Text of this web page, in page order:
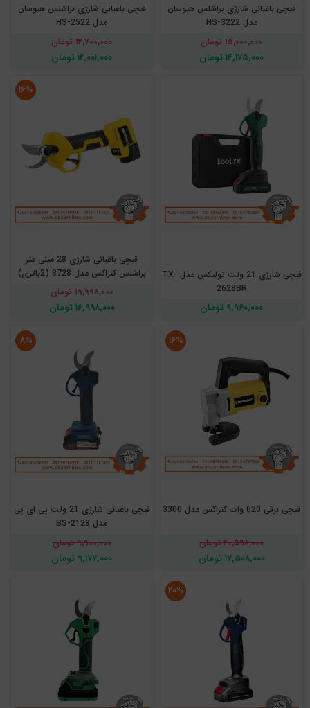
قیچی باغبانی شارژی براشلس هیوسان
مدل HS-3222
۱۵,۰۰۰,۰۰۰ تومان
۱۴,۱۷۵,۰۰۰ تومان
قیچی باغبانی شارژی براشلس هیوسان
مدل HS-2522
۱۲,۷۰۰,۰۰۰ تومان
۱۲,۰۰۱,۰۰۰ تومان
قیچی شارژی 21 ولت تولیکس مدل TX-
2628BR
۹,۹۶۰,۰۰۰ تومان
قیچی باغبانی شارژی 28 میلی متر
براشلس کنزاکس مدل 8728 (2باتری)
۱۶%
۱۹,۹۹۸,۰۰۰ تومان
۱۶,۹۹۸,۰۰۰ تومان
قیچی برقی 620 وات کنزاکس مدل 3300
۱۶%
۲۰,۵۹۸,۰۰۰ تومان
۱۷,۵۰۸,۰۰۰ تومان
قیچی باغبانی شارژی 21 ولت پی ای پی
مدل BS-2128
۸%
۹,۹۰۰,۰۰۰ تومان
۹,۱۷۷,۰۰۰ تومان
۲۰%